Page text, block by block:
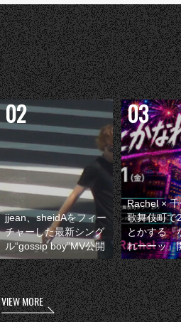
jjean、sheidAをフィー
チャーした最新シング
ル“gossip boy”MV公開
Rachel ×
歌舞伎町で
とかする『
れーーッ』
VIEW MORE